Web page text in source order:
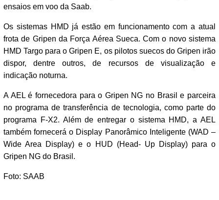
ensaios em voo da Saab.
Os sistemas HMD já estão em funcionamento com a atual
frota de Gripen da Força Aérea Sueca. Com o novo sistema
HMD Targo para o Gripen E, os pilotos suecos do Gripen irão
dispor, dentre outros, de recursos de visualização e
indicação noturna.
A AEL é fornecedora para o Gripen NG no Brasil e parceira
no programa de transferência de tecnologia, como parte do
programa F-X2. Além de entregar o sistema HMD, a AEL
também fornecerá o Display Panorâmico Inteligente (WAD –
Wide Area Display) e o HUD (Head- Up Display) para o
Gripen NG do Brasil.
Foto: SAAB